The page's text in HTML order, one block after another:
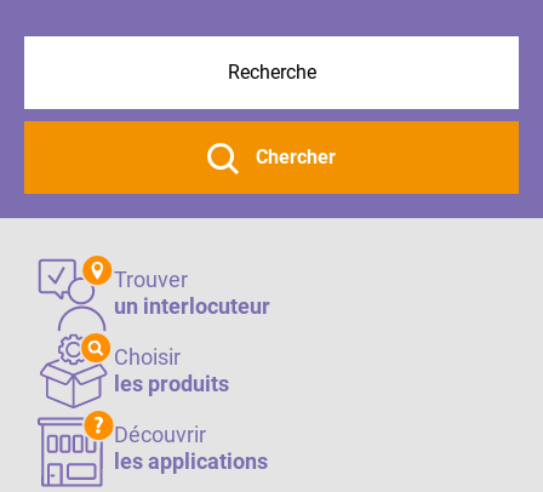
Chercher
Trouver
un interlocuteur
Choisir
les produits
Découvrir
les applications